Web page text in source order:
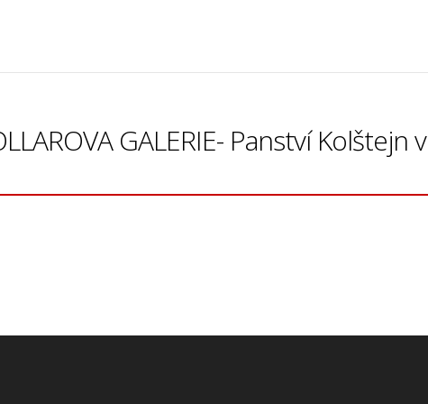
GALERIE- Panství Kolštejn v